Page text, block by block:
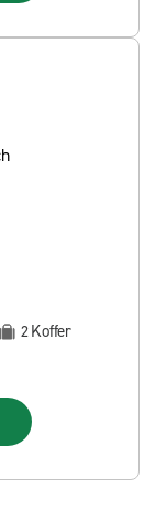
2Koffer